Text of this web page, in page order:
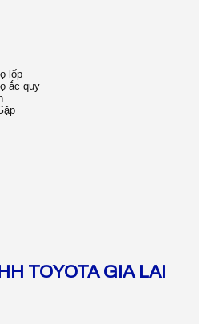
lốp
ắc quy
TOYOTA GIA LAI